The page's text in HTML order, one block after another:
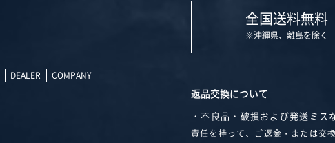
DEALER COMPANY
全国送料無料
※沖縄県、離島を除く
返品交換について
・不良品・破損および発送ミ
責任を持って、ご返金・または交